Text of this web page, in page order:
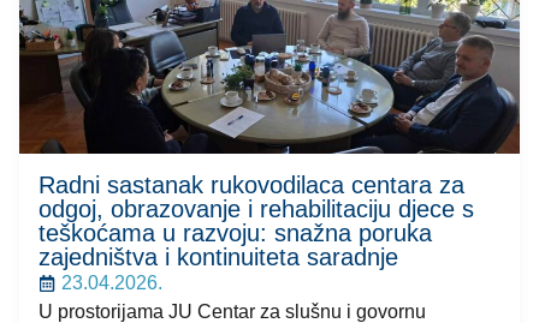
Radni sastanak rukovodilaca centara za
odgoj, obrazovanje i rehabilitaciju djece s
teškoćama u razvoju: snažna poruka
zajedništva i kontinuiteta saradnje
23.04.2026.
U prostorijama JU Centar za slušnu i govornu